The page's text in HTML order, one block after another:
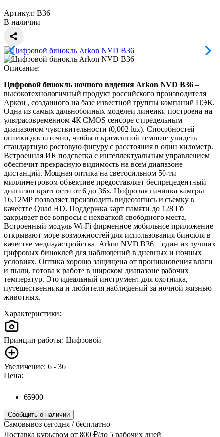
Артикул: B36
В наличии
Описание:
Цифровой бинокль ночного видения Arkon NVD B36 –
высокотехнологичный продукт российского производителя
Аркон , созданного на базе известной группы компаний ЦЭК.
Одна из самых дальнобойных моделей линейки построена на
ультрасовременном 4К CMOS сенсоре с предельным
диапазоном чувствительности (0,002 lux). Способностей
оптики достаточно, чтобы в кромешной темноте увидеть
стандартную ростовую фигуру с расстояния в один километр.
Встроенная ИК подсветка с интеллектуальным управлением
обеспечит прекрасную видимость на всем диапазоне
дистанций. Мощная оптика на светосильном 50-ти
миллиметровом объективе предоставляет беспрецедентный
диапазон кратности от 6 до 36х. Цифровая начинка камеры
16,12МР позволяет производить видеозапись и съемку в
качестве Quad HD. Поддержка карт памяти до 128 Гб
закрывает все вопросы с нехваткой свободного места.
Встроенный модуль Wi-Fi фирменное мобильное приложение
открывают море возможностей для использования бинокля в
качестве медиауастройства. Arkon NVD B36 – один из лучших
цифровых биноклей для наблюдений в дневных и ночных
условиях. Оптика хорошо защищена от проникновения влаги
и пыли, готова к работе в широком диапазоне рабочих
температур. Это идеальный инструмент для охотника,
путешественника и любителя наблюдений за ночной жизнью
животных.
Характеристики:
Принцип работы: Цифровой
Увеличение: 6 - 36
Цена:
65900
Сообщить о наличии
Самовывоз сегодня / бесплатно
Доставка курьером от 800 ₽/до 5 рабочих дней